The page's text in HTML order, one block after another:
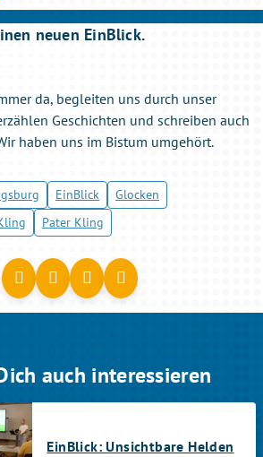
neuen EinBlick.
da, begleiten uns durch unser
Geschichten und schreiben auch
haben uns im Bistum umgehört.
EinBlick
Glocken
Pater Kling
auch interessieren
EinBlick: Unsichtbare Helden